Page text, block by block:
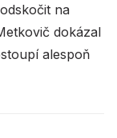
na
dokázal
alespoň